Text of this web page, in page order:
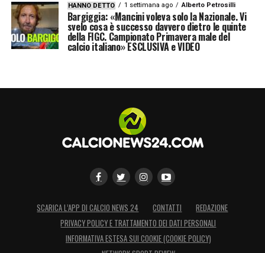
HANNO DETTO 1 settimana ago Alberto Petrosilli
Bargiggia: «Mancini voleva solo la Nazionale. Vi
svelo cosa è successo davvero dietro le quinte
della FIGC. Campionato Primavera male del
calcio italiano» ESCLUSIVA e VIDEO
SCARICA L’APP DI CALCIO NEWS 24 CONTATTI
REDAZIONE
PRIVACY POLICY E TRATTAMENTO DEI DATI PERSONALI
INFORMATIVA ESTESA SUI COOKIE (COOKIE POLICY)